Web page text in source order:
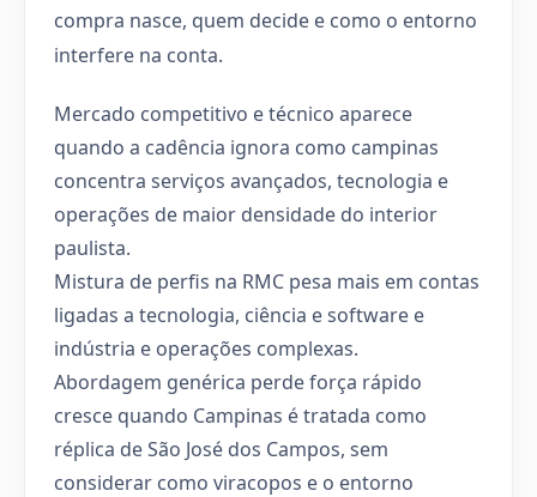
compra nasce, quem decide e como o entorno
interfere na conta.
Mercado competitivo e técnico aparece
quando a cadência ignora como campinas
concentra serviços avançados, tecnologia e
operações de maior densidade do interior
paulista.
Mistura de perfis na RMC pesa mais em contas
ligadas a tecnologia, ciência e software e
indústria e operações complexas.
Abordagem genérica perde força rápido
cresce quando Campinas é tratada como
réplica de São José dos Campos, sem
considerar como viracopos e o entorno